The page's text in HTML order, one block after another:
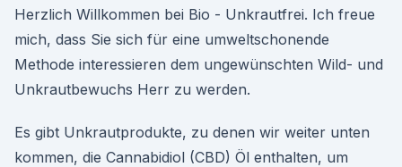
Herzlich Willkommen bei Bio - Unkrautfrei. Ich freue
mich, dass Sie sich für eine umweltschonende
Methode interessieren dem ungewünschten Wild- und
Unkrautbewuchs Herr zu werden.
Es gibt Unkrautprodukte, zu denen wir weiter unten
kommen, die Cannabidiol (CBD) Öl enthalten, um